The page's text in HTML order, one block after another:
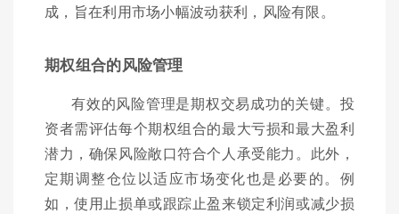
成，旨在利用市场小幅波动获利，风险有限。
期权组合的风险管理
有效的风险管理是期权交易成功的关键。投
资者需评估每个期权组合的最大亏损和最大盈利
潜力，确保风险敞口符合个人承受能力。此外，
定期调整仓位以适应市场变化也是必要的。例
如，使用止损单或跟踪止盈来锁定利润或减少损